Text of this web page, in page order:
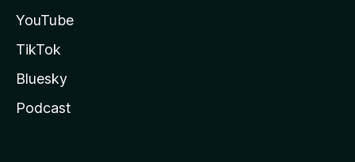
YouTube
TikTok
Bluesky
Podcast